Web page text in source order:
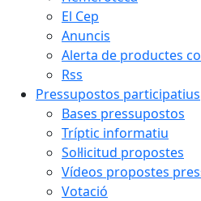
El Cep
Anuncis
Alerta de productes
Rss
Pressupostos participatius
Bases pressupostos
Tríptic informatiu
Sol·licitud propostes
Vídeos propostes
Votació